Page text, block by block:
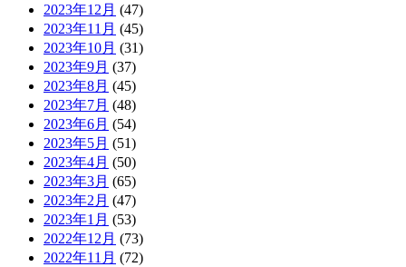
2023年12月 (47)
2023年11月 (45)
2023年10月 (31)
2023年9月 (37)
2023年8月 (45)
2023年7月 (48)
2023年6月 (54)
2023年5月 (51)
2023年4月 (50)
2023年3月 (65)
2023年2月 (47)
2023年1月 (53)
2022年12月 (73)
2022年11月 (72)